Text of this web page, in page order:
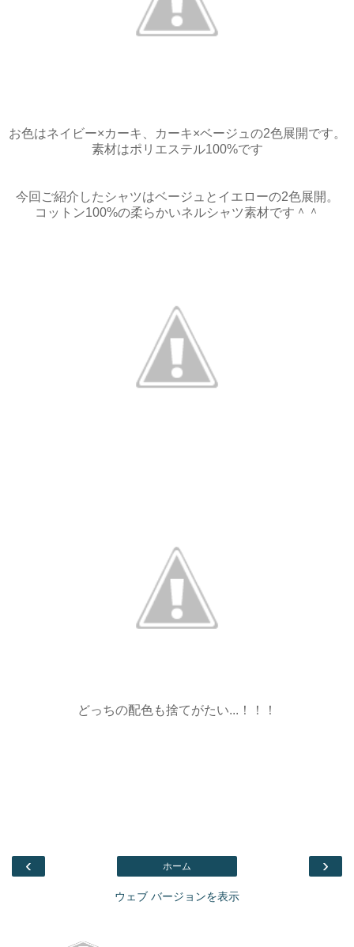
お色はネイビー×カーキ、カーキ×ベージュの2色展開です。
素材はポリエステル100%です
今回ご紹介したシャツはベージュとイエローの2色展開。
コットン100%の柔らかいネルシャツ素材です＾＾
どっちの配色も捨てがたい...！！！
‹ ›
ホーム
ウェブ バージョンを表示